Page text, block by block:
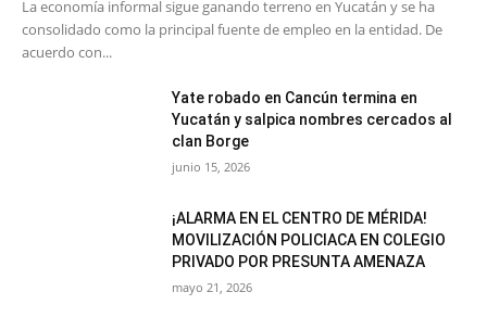
La economía informal sigue ganando terreno en Yucatán y se ha
consolidado como la principal fuente de empleo en la entidad. De
acuerdo con...
Yate robado en Cancún termina en
Yucatán y salpica nombres cercados al
clan Borge
junio 15, 2026
¡ALARMA EN EL CENTRO DE MÉRIDA!
MOVILIZACIÓN POLICIACA EN COLEGIO
PRIVADO POR PRESUNTA AMENAZA
mayo 21, 2026